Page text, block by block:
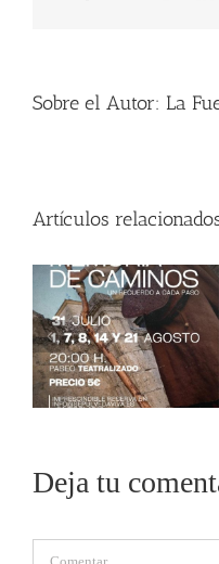
Sobre el Autor: La
Artículos
Deja tu
Comentar